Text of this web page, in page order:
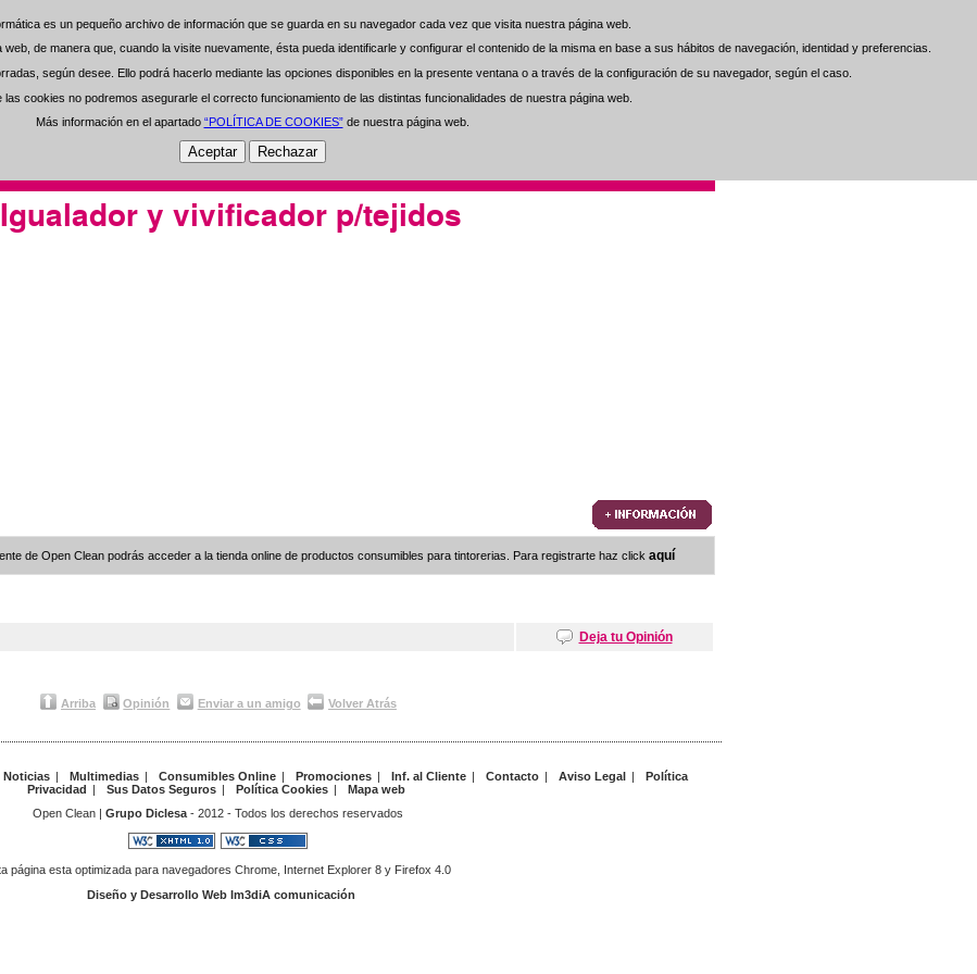
es un pequeño archivo de información que se guarda en su navegador cada vez que visita nuestra página web.
de manera que, cuando la visite nuevamente, ésta pueda identificarle y configurar el contenido de la misma en base a sus hábitos de navegación, identidad y preferencias.
según desee. Ello podrá hacerlo mediante las opciones disponibles en la presente ventana o a través de la configuración de su navegador, según el caso.
cookies no podremos asegurarle el correcto funcionamiento de las distintas funcionalidades de nuestra página web.
Más información en el apartado “POLÍTICA DE COOKIES”de nuestra página web.
es un pequeño archivo de información que se guarda en su navegador cada vez que visita nuestra página web.
de manera que, cuando la visite nuevamente, ésta pueda identificarle y configurar el contenido de la misma en base a sus hábitos de navegación, identidad y preferencias.
según desee. Ello podrá hacerlo mediante las opciones disponibles en la presente ventana o a través de la configuración de su navegador, según el caso.
cookies no podremos asegurarle el correcto funcionamiento de las distintas funcionalidades de nuestra página web.
Más información en el apartado “POLÍTICA DE COOKIES”de nuestra página web.
Experiencia
Igualador y vivificador p/tejidos
de Open Clean podrás acceder a la tienda online de productos consumibles para tintorerias. Para registrarte haz click aquí
Deja tu Opinión
Arriba Opinión Enviar a un amigo Volver Atrás
0 Artículos Seleccionados
Noticias | Multimedias | Consumibles Online | Promociones | Inf. al Cliente | Contacto | Aviso Legal |
Política
Privacidad | Sus Datos Seguros | Política Cookies |
Mapa web
Open Clean | Grupo Diclesa- 2012 - Todos los derechos reservados
página esta optimizada para navegadores Chrome, Internet Explorer 8 y Firefox 4.0
Diseño y Desarrollo Web Im3diA comunicación